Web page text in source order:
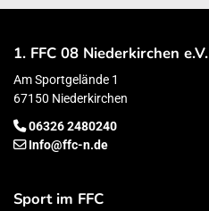
1. FFC 08 Niederkirchen e.V.
Am Sportgelände 1
67150 Niederkirchen
06326 2480240
Info@ffc-n.de
Sport im FFC